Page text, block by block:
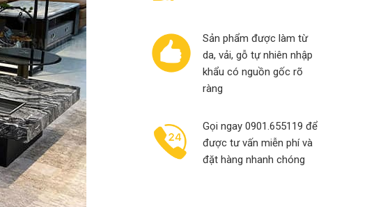
Sản phẩm được làm từ
da, vải, gỗ tự nhiên nhập
khẩu có nguồn gốc rõ
ràng
Gọi ngay 0901.655119 để
được tư vấn miễn phí và
đặt hàng nhanh chóng